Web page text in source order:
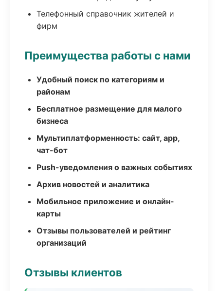
Телефонный справочник жителей и
фирм
Преимущества работы с нами
Удобный поиск по категориям и
районам
Бесплатное размещение для малого
бизнеса
Мультиплатформенность: сайт, app,
чат-бот
Push-уведомления о важных событиях
Архив новостей и аналитика
Мобильное приложение и онлайн-
карты
Отзывы пользователей и рейтинг
организаций
Отзывы клиентов